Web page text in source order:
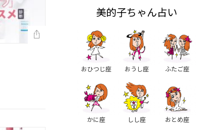
美的子ちゃん占い
おひつじ座 おうし座 ふたご座
かに座 しし座 おとめ座